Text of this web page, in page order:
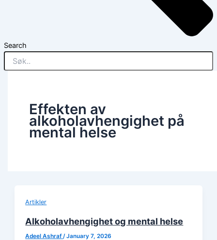
Search
Effekten av
alkoholavhengighet på
mental helse
Artikler
Alkoholavhengighet og mental helse
Adeel Ashraf /January 7, 2026